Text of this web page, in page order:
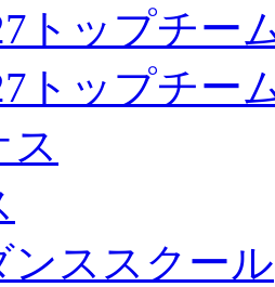
トップチー
トップチー
ス
ンススクール